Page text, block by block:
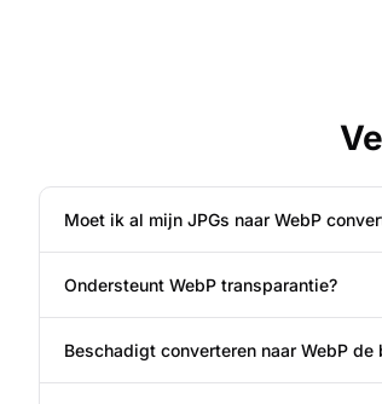
Moet ik al mijn JPGs naar WebP
Ondersteunt WebP transparantie?
Beschadigt converteren naar WebP